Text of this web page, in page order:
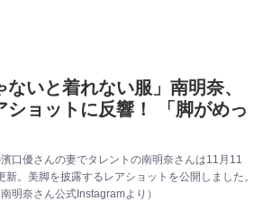
ないと着れない服」南明奈、
ショットに反響！ 「脚がめっ
口優さんの妻でタレントの南明奈さんは11月11
新。美脚を披露するレアショットを公開しました。
明奈さん公式Instagramより）